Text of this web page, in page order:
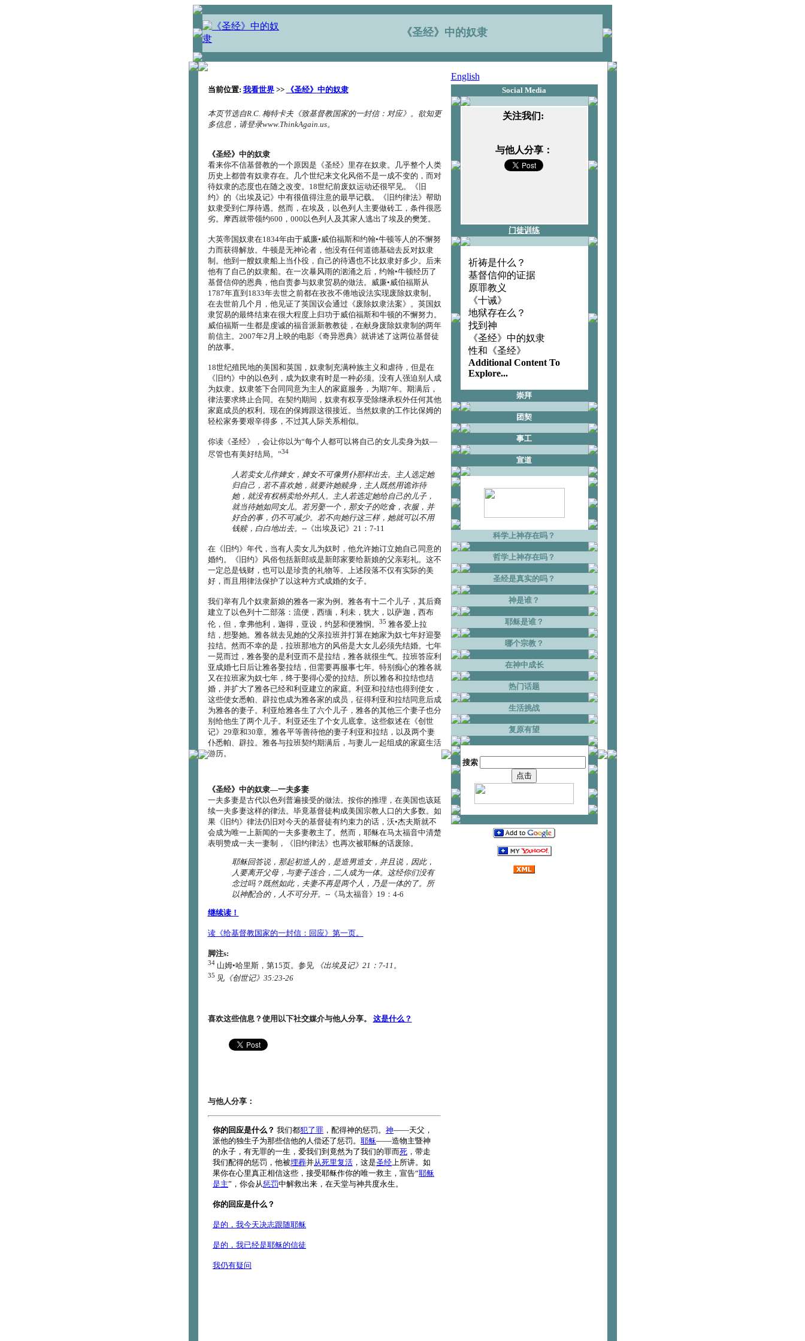
《圣经》中的奴隶
当前位置: 我看世界>> 《圣经》中的奴隶
本页节选自R.C. 梅特卡夫《致基督教国家的一封信：对应》。欲知更
多信息，请登录www.ThinkAgain.us。
《圣经》中的奴隶
看来你不信基督教的一个原因是《圣经》里存在奴隶。几乎整个人类
历史上都曾有奴隶存在。几个世纪来文化风俗不是一成不变的，而对
待奴隶的态度也在随之改变。18世纪前废奴运动还很罕见。《旧
约》的《出埃及记》中有很值得注意的最早记载。《旧约律法》帮助
奴隶受到仁厚待遇。然而，在埃及，以色列人主要做砖工，条件很恶
劣。摩西就带领约600，000以色列人及其家人逃出了埃及的樊笼。
大英帝国奴隶在1834年由于威廉•威伯福斯和约翰•牛顿等人的不懈努
力而获得解放。牛顿是无神论者，他没有任何道德基础去反对奴隶
制。他到一艘奴隶船上当仆役，自己的待遇也不比奴隶好多少。后来
他有了自己的奴隶船。在一次暴风雨的汹涌之后，约翰•牛顿经历了
基督信仰的恩典，他自责参与奴隶贸易的做法。威廉•威伯福斯从
1787年直到1833年去世之前都在孜孜不倦地设法实现废除奴隶制。
在去世前几个月，他见证了英国议会通过《废除奴隶法案》。英国奴
隶贸易的最终结束在很大程度上归功于威伯福斯和牛顿的不懈努力。
威伯福斯一生都是虔诚的福音派新教教徒，在献身废除奴隶制的两年
前信主。2007年2月上映的电影《奇异恩典》就讲述了这两位基督徒
的故事。
18世纪殖民地的美国和英国，奴隶制充满种族主义和虐待，但是在
《旧约》中的以色列，成为奴隶有时是一种必须。没有人强迫别人成
为奴隶。奴隶签下合同同意为主人的家庭服务，为期7年。期满后，
律法要求终止合同。在契约期间，奴隶有权享受除继承权外任何其他
家庭成员的权利。现在的保姆跟这很接近。当然奴隶的工作比保姆的
轻松家务要艰辛得多，不过其人际关系相似。
你读《圣经》，会让你以为“每个人都可以将自己的女儿卖身为奴―
尽管也有美好结局。”34
人若卖女儿作婢女，婢女不可像男仆那样出去。主人选定她
归自己，若不喜欢她，就要许她赎身，主人既然用诡诈待
她，就没有权柄卖给外邦人。主人若选定她给自己的儿子，
就当待她如同女儿。若另娶一个，那女子的吃食，衣服，并
好合的事，仍不可减少。若不向她行这三样，她就可以不用
钱赎，白白地出去。 --《出埃及记》21：7-11
在《旧约》年代，当有人卖女儿为奴时，他允许她订立她自己同意的
婚约。《旧约》风俗包括新郎或是新郎家要给新娘的父亲彩礼。这不
一定总是钱财，也可以是珍贵的礼物等。上述段落不仅有实际的美
好，而且用律法保护了以这种方式成婚的女子。
我们举有几个奴隶新娘的雅各一家为例。雅各有十二个儿子，其后裔
建立了以色列十二部落：流便，西缅，利未，犹大，以萨迦，西布
伦，但，拿弗他利，迦得，亚设，约瑟和便雅悯。
35 雅各爱上拉
结，想娶她。雅各就去见她的父亲拉班并打算在她家为奴七年好迎娶
拉结。然而不幸的是，拉班那地方的风俗是大女儿必须先结婚。七年
一晃而过，雅各娶的是利亚而不是拉结，雅各就很生气。拉班答应利
亚成婚七日后让雅各娶拉结，但需要再服事七年。特别痴心的雅各就
又在拉班家为奴七年，终于娶得心爱的拉结。所以雅各和拉结也结
婚，并扩大了雅各已经和利亚建立的家庭。利亚和拉结也得到使女，
这些使女悉帕、辟拉也成为雅各家的成员，征得利亚和拉结同意后成
为雅各的妻子。利亚给雅各生了六个儿子，雅各的其他三个妻子也分
别给他生了两个儿子。利亚还生了个女儿底拿。这些叙述在《创世
记》29章和30章。雅各平等善待他的妻子利亚和拉结，以及两个妻
仆悉帕、辟拉。雅各与拉班契约期满后，与妻儿一起组成的家庭生活
游历。
《圣经》中的奴隶―一夫多妻
一夫多妻是古代以色列普遍接受的做法。按你的推理，在美国也该延
续一夫多妻这样的律法。毕竟基督徒构成美国宗教人口的大多数。如
果《旧约》律法仍旧对今天的基督徒有约束力的话，沃•杰夫斯就不
会成为唯一上新闻的一夫多妻教主了。然而，耶稣在马太福音中清楚
表明赞成一夫一妻制，《旧约律法》也再次被耶稣的话废除。
耶稣回答说，那起初造人的，是造男造女，并且说，因此，
人要离开父母，与妻子连合，二人成为一体。这经你们没有
念过吗？既然如此，夫妻不再是两个人，乃是一体的了。所
以神配合的，人不可分开。 --《马太福音》19：4-6
继续读！
读《给基督教国家的一封信：回应》第一页。
脚注s:
34山姆•哈里斯，第15页。参见 《出埃及记》21：7-11。
35 见《创世记》35:23-26
喜欢这些信息？使用以下社交媒介与他人分享。 这是什么？
与他人分享：
English
Social Media
关注我们:
与他人分享：
门徒训练
祈祷是什么？
基督信仰的证据
原罪教义
《十诫》
地狱存在么？
找到神
《圣经》中的奴隶
性和《圣经》
Additional Content To
Explore...
崇拜
团契
事工
宣道
科学上神存在吗？
哲学上神存在吗？
圣经是真实的吗？
神是谁？
耶稣是谁？
哪个宗教？
在神中成长
热门话题
生活挑战
复原有望
搜索